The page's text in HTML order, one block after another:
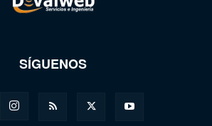
SÍGUENOS